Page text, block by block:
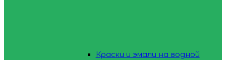
Краски и эмали на водной